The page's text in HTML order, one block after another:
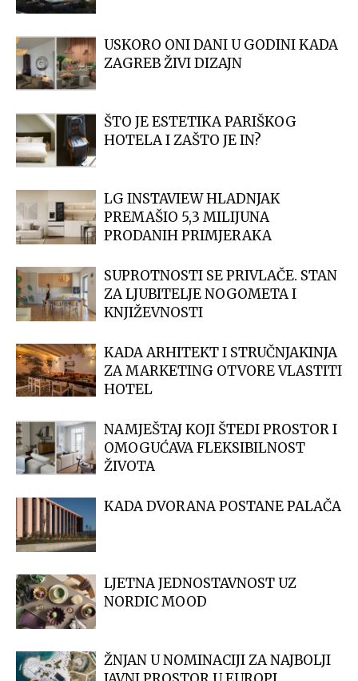
USKORO ONI DANI U GODINI KADA
ZAGREB ŽIVI DIZAJN
ŠTO JE ESTETIKA PARIŠKOG
HOTELA I ZAŠTO JE IN?
LG INSTAVIEW HLADNJAK
PREMAŠIO 5,3 MILIJUNA
PRODANIH PRIMJERAKA
SUPROTNOSTI SE PRIVLAČE. STAN
ZA LJUBITELJE NOGOMETA I
KNJIŽEVNOSTI
KADA ARHITEKT I STRUČNJAKINJA
ZA MARKETING OTVORE VLASTITI
HOTEL
NAMJEŠTAJ KOJI ŠTEDI PROSTOR I
OMOGUĆAVA FLEKSIBILNOST
ŽIVOTA
KADA DVORANA POSTANE PALAČA
LJETNA JEDNOSTAVNOST UZ
NORDIC MOOD
ŽNJAN U NOMINACIJI ZA NAJBOLJI